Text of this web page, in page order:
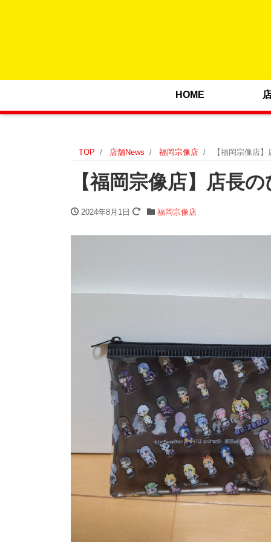
HOME
TOP 店舗News 福岡宗像店 【福岡宗像店
【福岡宗像店】店長
2024年8月1日 福岡宗像店